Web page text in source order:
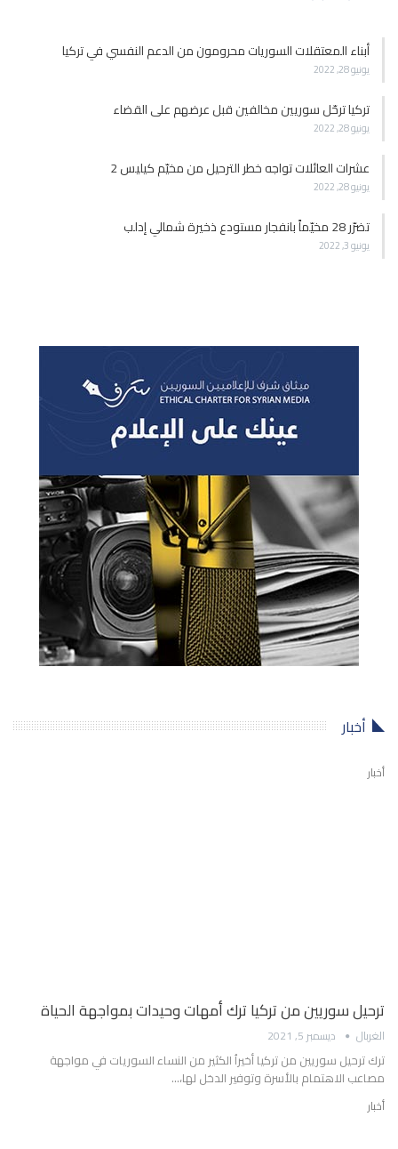
أبناء المعتقلات السوريات محرومون من الدعم النفسي في تركيا
يونيو 28, 2022
تركيا ترحّل سوريين مخالفين قبل عرضهم على القضاء
يونيو 28, 2022
عشرات العائلات تواجه خطر الترحيل من مخيّم كيليس 2
يونيو 28, 2022
تضرّر 28 مخيّماً بانفجار مستودع ذخيرة شمالي إدلب
يونيو 3, 2022
أخبار
أخبار
ترحيل سوريين من تركيا ترك أمهات وحيدات بمواجهة الحياة
الغربال ديسمبر 5, 2021
ترك ترحيل سوريين من تركيا أخيراُ الكثير من النساء السوريات في مواجهة
مصاعب الاهتمام بالأسرة وتوفير الدخل لها،…
أخبار